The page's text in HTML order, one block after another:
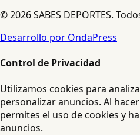
© 2026 SABES DEPORTES.
Desarrollo por OndaPress
Control de Privacidad
Utilizamos cookies para
personalizar anuncios. Al
permites el uso de cookies y
anuncios.